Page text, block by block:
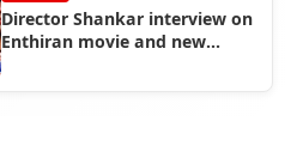
Director Shankar interview on
Enthiran movie and new